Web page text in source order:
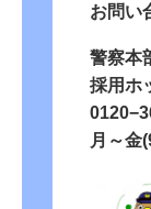
お問い
警察本
採用ホ
月～金